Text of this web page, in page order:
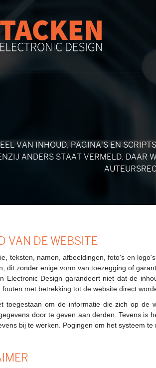
VAN INHOUD, PAGINA'S EN
ANDERS STAAT VERMELD. DAAR
VAN DE WEBSITE
teksten, namen, afbeeldingen, foto's en
dit zonder enige vorm van toezegging of
Electronic Design garandeert niet dat de
fouten met betrekking tot de website direct
toegestaan om de informatie die zich op de
door te geven aan derden. Tevens is
bij te werken. Pogingen om het systeem